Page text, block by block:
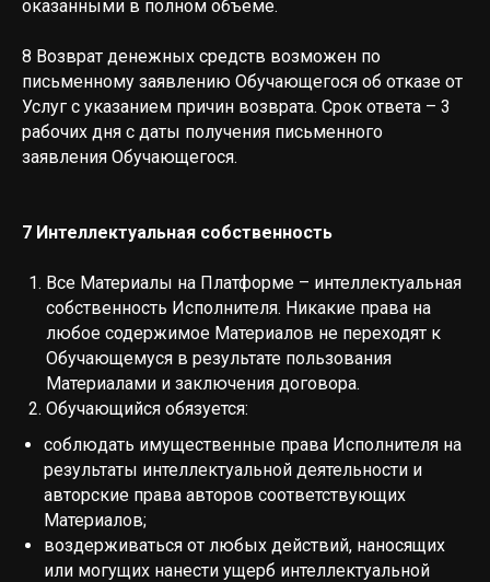
оказанными в полном объеме.
8 Возврат денежных средств возможен по
письменному заявлению Обучающегося об отказе от
Услуг с указанием причин возврата. Срок ответа – 3
рабочих дня с даты получения письменного
заявления Обучающегося.
7 Интеллектуальная собственность
Все Материалы на Платформе – интеллектуальная
собственность Исполнителя. Никакие права на
любое содержимое Материалов не переходят к
Обучающемуся в результате пользования
Материалами и заключения договора.
Обучающийся обязуется:
соблюдать имущественные права Исполнителя на
результаты интеллектуальной деятельности и
авторские права авторов соответствующих
Материалов;
воздерживаться от любых действий, наносящих
или могущих нанести ущерб интеллектуальной